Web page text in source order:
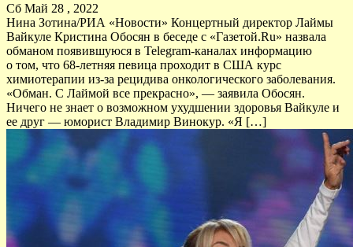
Сб Май 28 , 2022
Нина Зотина/РИА «Новости» Концертный директор Лаймы
Вайкуле Кристина Обосян в беседе с «Газетой.Ru» назвала
обманом появившуюся в Telegram-каналах информацию
о том, что 68-летняя певица проходит в США курс
химиотерапии из-за рецидива онкологического заболевания.
«Обман. С Лаймой все прекрасно», — заявила Обосян.
Ничего не знает о возможном ухудшении здоровья Вайкуле и
ее друг — юморист Владимир Винокур. «Я […]